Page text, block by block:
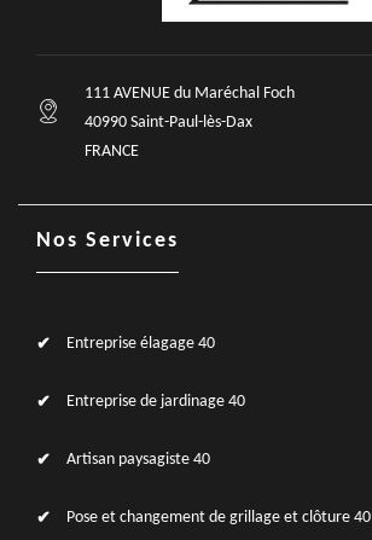
111 AVENUE du Maréchal Foch
40990 Saint-Paul-lès-Dax
FRANCE
Nos Services
Entreprise élagage 40
Entreprise de jardinage 40
Artisan paysagiste 40
Pose et changement de grillage et clôture 40